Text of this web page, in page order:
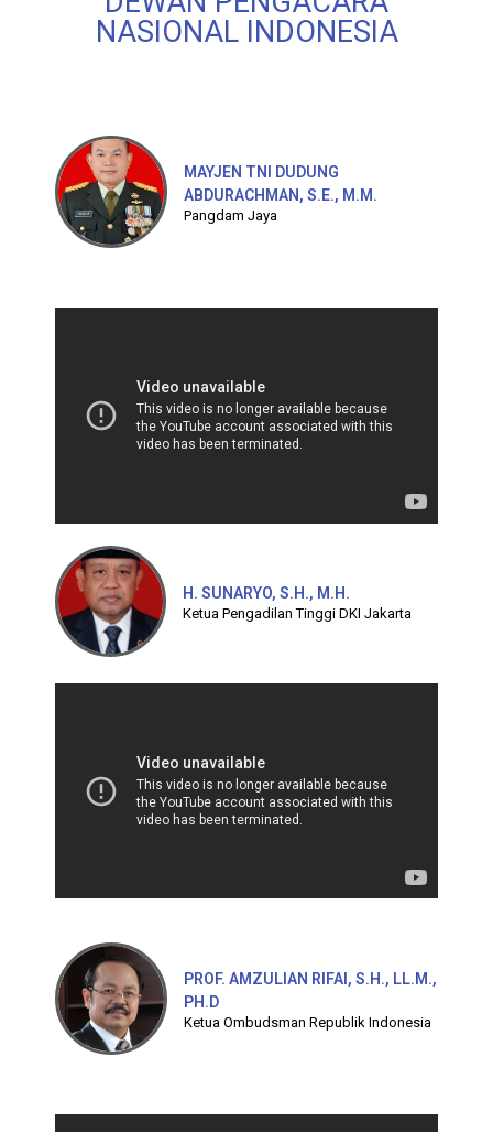
NASIONAL INDONESIA
MAYJEN TNI DUDUNG
ABDURACHMAN, S.E., M.M.
Pangdam Jaya
H. SUNARYO, S.H., M.H.
Ketua Pengadilan Tinggi DKI Jakarta
PROF. AMZULIAN RIFAI, S.H., LL.M.,
PH.D
Ketua Ombudsman Republik Indonesia